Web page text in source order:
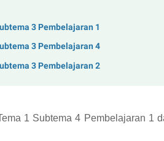
3 Pembelajaran 1
3 Pembelajaran 4
3 Pembelajaran 2
1 Subtema 4 Pembelajaran 1